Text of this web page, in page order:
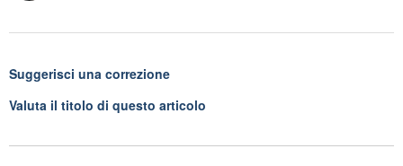
Suggerisci una correzione
Valuta il titolo di questo articolo